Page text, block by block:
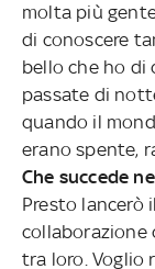
molta più
di conoscere
bello che ho di
passate di
quando il
erano spente,
Che succede
Presto lancerò
collaborazione
tra loro. Voglio